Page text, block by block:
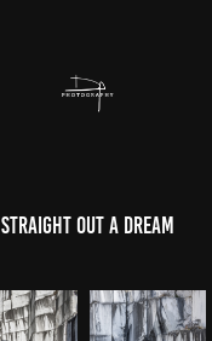
Straight Out A Dream